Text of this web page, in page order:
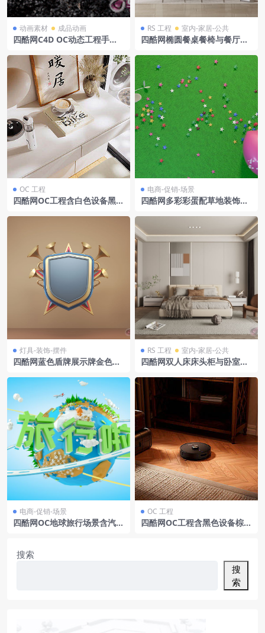
动画素材 成品动画
四酷网C4D OC动态工程手表
RS 工程 室内-家居-公共
四酷网椭圆餐桌餐椅与餐厅酒
OC 工程
四酷网OC工程含白色设备黑色
电商-促销-场景
四酷网多彩彩蛋配草地装饰电
灯具-装饰-摆件
四酷网蓝色盾牌展示牌金色喇
RS 工程 室内-家居-公共
四酷网双人床床头柜与卧室衣
电商-促销-场景
四酷网OC地球旅行场景含汽车
OC 工程
四酷网OC工程含黑色设备棕色
搜索
搜
索